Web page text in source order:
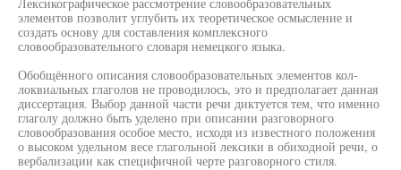
элементов позволит углубить их теоретическое осмысление и
создать основу для составления комплексного
словообразовательного словаря немецкого языка.
Обобщённого описания словообразовательных элементов кол-
локвиальных глаголов не проводилось, это и предполагает данная
диссертация. Выбор данной части речи диктуется тем, что именно
глаголу должно быть уделено при описании разговорного
словообразования особое место, исходя из известного положения
о высоком удельном весе глагольной лексики в обиходной речи, о
вербализации как специфичной черте разговорного стиля.